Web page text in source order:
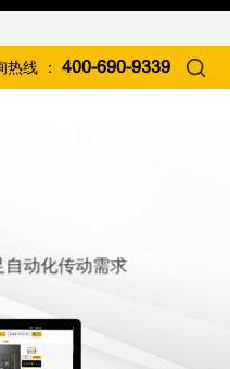
热线 ： 400-690-9339
自动化传动需求